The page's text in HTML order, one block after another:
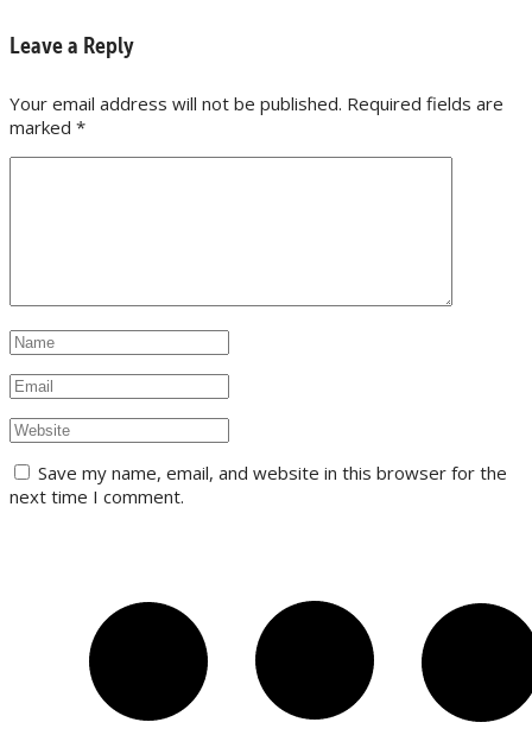
Leave a Reply
Your email address will not be published. Required fields are
marked *
Save my name, email, and website in this browser for the
next time I comment.